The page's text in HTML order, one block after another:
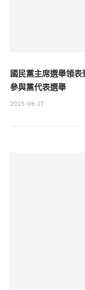
國民黨主席選舉領
參與黨代表選舉
2025-08-27